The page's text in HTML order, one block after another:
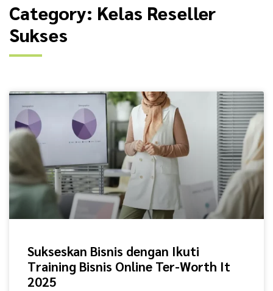
Category: Kelas Reseller
Sukses
Sukseskan Bisnis dengan Ikuti
Training Bisnis Online Ter-Worth It
2025